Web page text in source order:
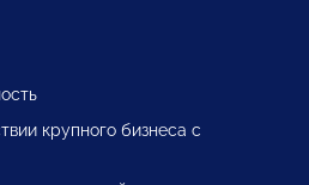
крупного бизнеса с